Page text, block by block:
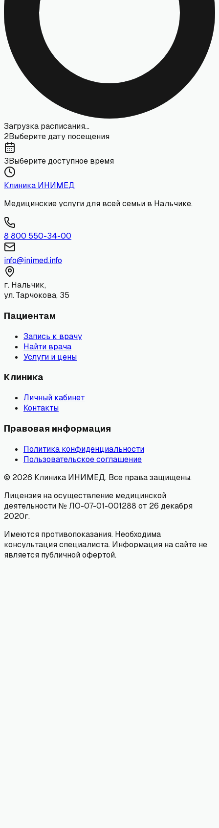
Загрузка расписания...
2Выберите дату посещения
3Выберите доступное время
Клиника ИНИМЕД
Медицинские услуги для всей семьи в Нальчике.
8 800 550-34-00
info@inimed.info
г. Нальчик,
ул. Тарчокова, 35
Пациентам
Запись к врачу
Найти врача
Услуги и цены
Клиника
Личный кабинет
Контакты
Правовая информация
Политика конфиденциальности
Пользовательское соглашение
© 2026 Клиника ИНИМЕД. Все права защищены.
Лицензия на осуществление медицинской
деятельности № ЛО-07-01-001288 от 26 декабря
2020г.
Имеются противопоказания. Необходима
консультация специалиста. Информация на сайте не
является публичной офертой.